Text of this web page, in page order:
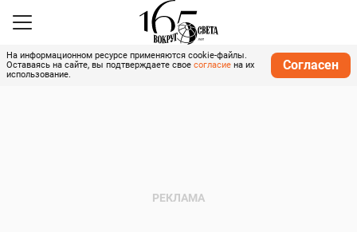
На информационном ресурсе применяются cookie-файлы.
Оставаясь на сайте, вы подтверждаете свое согласие на их
использование.
Согласен